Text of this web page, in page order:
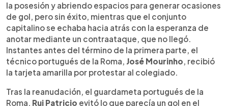
la posesión y abriendo espacios para generar ocasiones
de gol, pero sin éxito, mientras que el conjunto
capitalino se echaba hacia atrás con la esperanza de
anotar mediante un contraataque, que no llegó.
Instantes antes del término de la primera parte, el
técnico portugués de la Roma, José Mourinho, recibió
la tarjeta amarilla por protestar al colegiado.
Tras la reanudación, el guardameta portugués de la
Roma, Rui Patricio evitó lo que parecía un gol en el